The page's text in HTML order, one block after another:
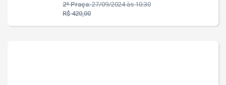
2ª Praça:27/09/2024 às 10:30
R$ 420,00